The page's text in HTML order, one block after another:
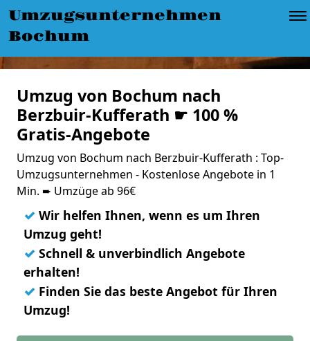
Umzugsunternehmen
Bochum
Umzug von Bochum nach
Berzbuir-Kufferath ☛ 100 %
Gratis-Angebote
Umzug von Bochum nach Berzbuir-Kufferath : Top-
Umzugsunternehmen - Kostenlose Angebote in 1
Min. ➨ Umzüge ab 96€
✓ Wir helfen Ihnen, wenn es um Ihren
Umzug geht!
✓ Schnell & unverbindlich Angebote
erhalten!
✓ Finden Sie das beste Angebot für Ihren
Umzug!